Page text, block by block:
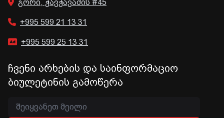
გორი, ჭავჭავაძის #45
+995 599 21 13 31
+995 599 25 13 31
ჩვენი არხების და საინფორმაციო
ბიულეტინის გამოწერა